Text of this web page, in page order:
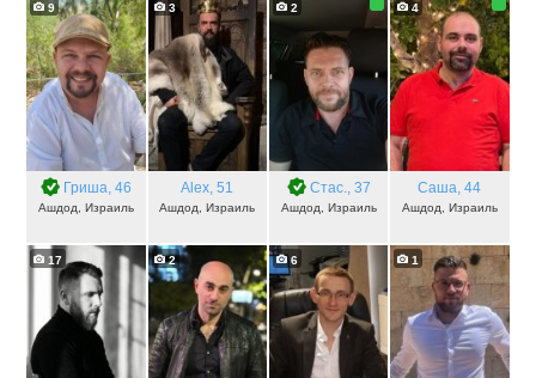
9
Гриша, 46
Ашдод, Израиль
3
Alex, 51
Ашдод, Израиль
2
Стас., 37
Ашдод, Израиль
4
Саша, 44
Ашдод, Израиль
17 2 6 1